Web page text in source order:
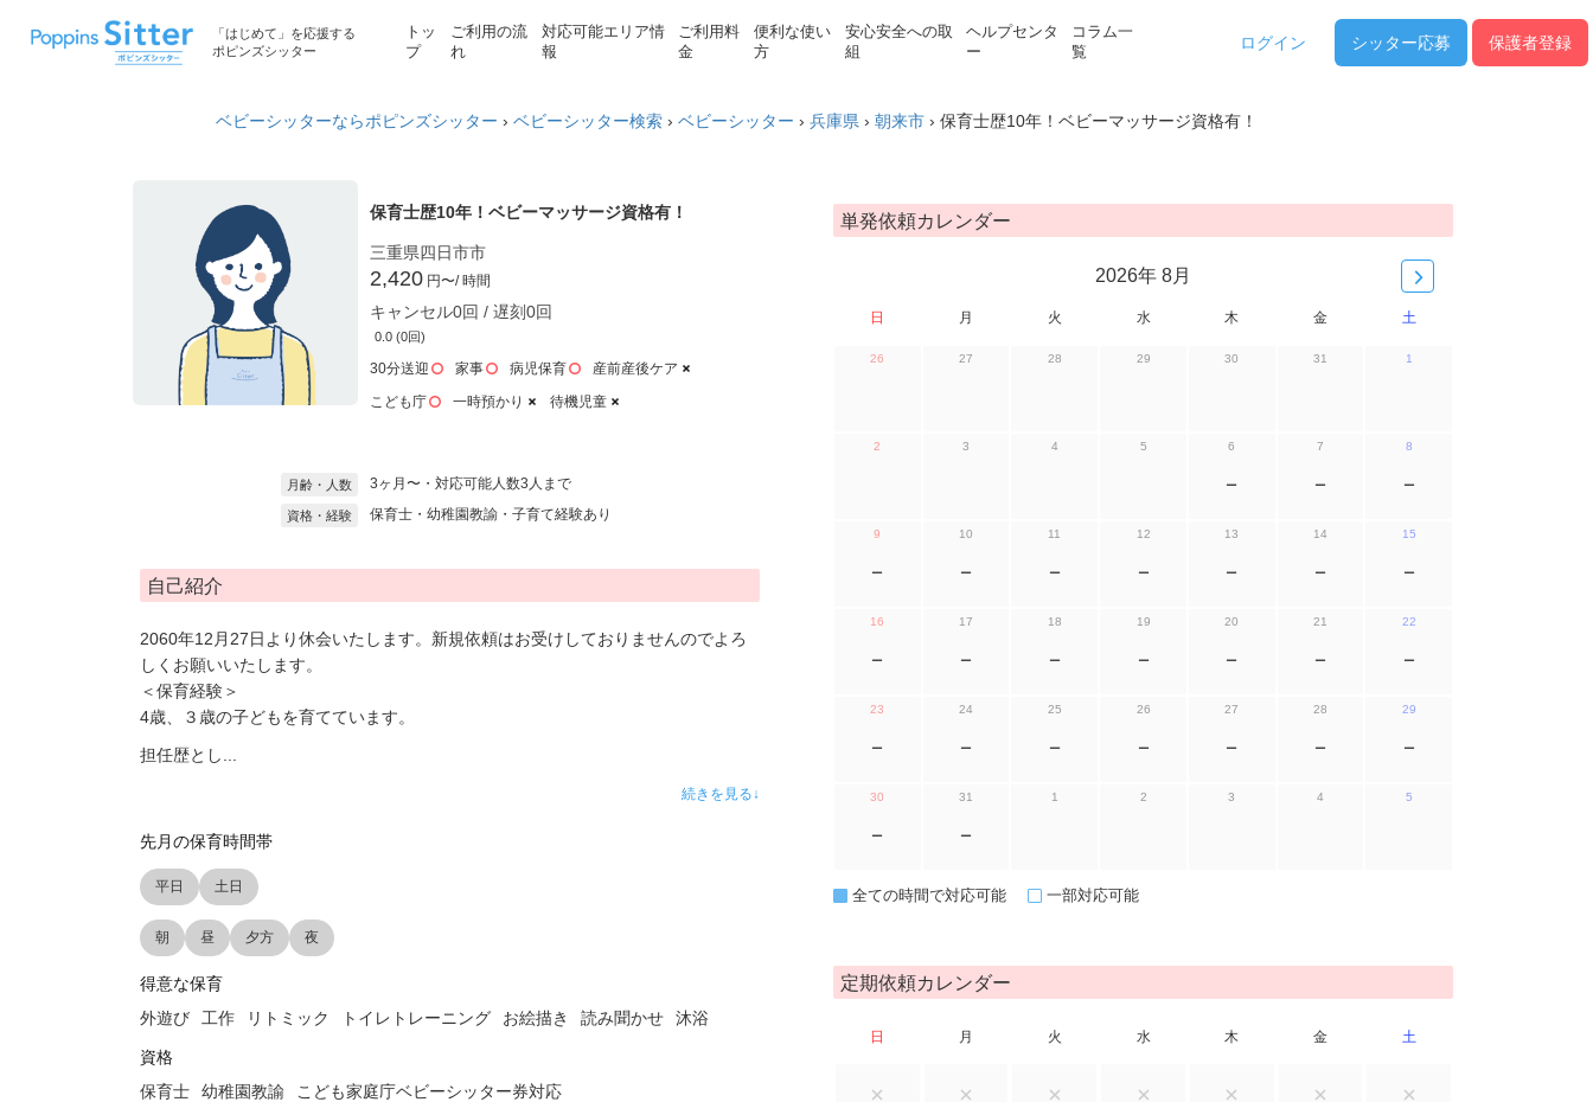
「はじめて」を応援する
ポピンズシッター
トッ
プ
ご利用の流
れ
対応可能エリア情
報
ご利用料
金
便利な使い
方
安心安全への取
組
ヘルプセンタ
ー
コラム一
覧
ログイン シッター応募 保護者登録
ベビーシッターならポピンズシッター › ベビーシッター検索 › ベビーシッター › 兵庫県 › 朝来市 › 保育士歴10年！ベビーマッサージ資格有！
保育士歴10年！ベビーマッサージ資格有！
三重県四日市市
2,420 円〜/ 時間
キャンセル0回 / 遅刻0回
0.0 (0回)
30分送迎 家事 病児保育
産前産後ケア
こども庁
一時預かり 待機児童
月齢・人数 3ヶ月〜・対応可能人数3人まで
資格・経験 保育士・幼稚園教諭・子育て経験あり
自己紹介
2060年12月27日より休会いたします。新規依頼はお受けしておりませんのでよろ
しくお願いいたします。
＜保育経験＞
4歳、３歳の子どもを育てています。
担任歴とし
続きを見る↓
先月の保育時間帯
平日 土日
朝 昼 夕方 夜
得意な保育
外遊び 工作 リトミック トイレトレーニング お絵描き 読み聞かせ 沐浴
資格
保育士 幼稚園教諭 こども家庭庁ベビーシッター券対応
単発依頼カレンダー
2026年 8月
日 月 火 水 木 金 土
26 27 28 29 30 31 1
2 3 4 5 6
ー
7
ー
8
ー
9
ー
10
ー
11
ー
12
ー
13
ー
14
ー
15
ー
16
ー
17
ー
18
ー
19
ー
20
ー
21
ー
22
ー
23
ー
24
ー
25
ー
26
ー
27
ー
28
ー
29
ー
30
ー
31
ー
1 2 3 4 5
全ての時間で対応可能 一部対応可能
定期依頼カレンダー
日 月 火 水 木 金 土